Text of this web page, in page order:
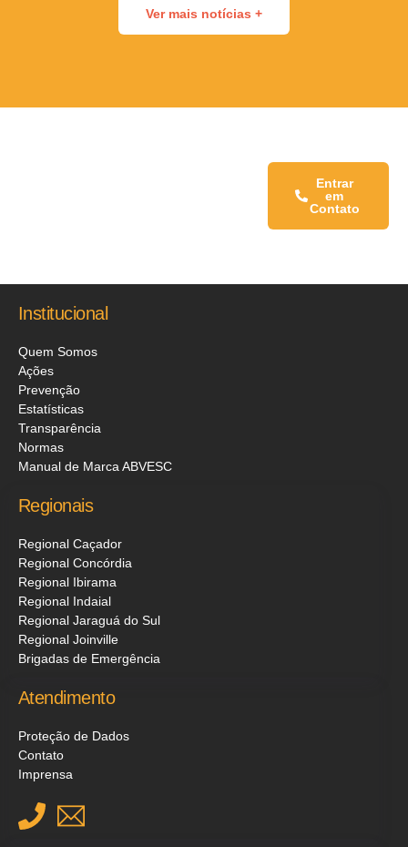
Ver mais notícias +
Entrar
em
Contato
Institucional
Quem Somos
Ações
Prevenção
Estatísticas
Transparência
Normas
Manual de Marca ABVESC
Regionais
Regional Caçador
Regional Concórdia
Regional Ibirama
Regional Indaial
Regional Jaraguá do Sul
Regional Joinville
Brigadas de Emergência
Atendimento
Proteção de Dados
Contato
Imprensa